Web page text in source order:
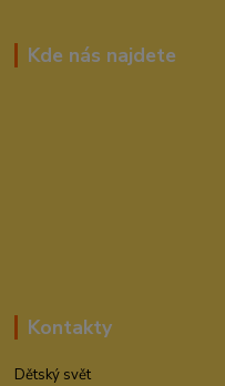
Kde nás najdete
Kontakty
Dětský svět